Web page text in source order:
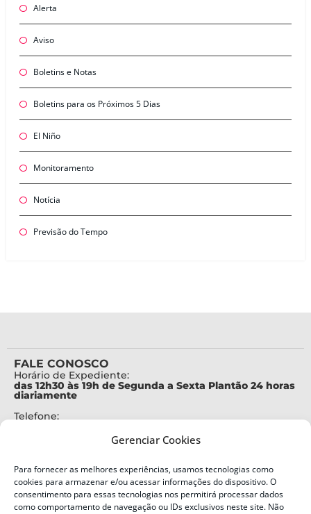
Gerenciar Cookies
Para fornecer as melhores experiências, usamos tecnologias como
cookies para armazenar e/ou acessar informações do dispositivo. O
consentimento para essas tecnologias nos permitirá processar dados
como comportamento de navegação ou IDs exclusivos neste site. Não
Alerta
Aviso
Boletins e Notas
Boletins para os Próximos 5 Dias
El Niño
Monitoramento
Notícia
Previsão do Tempo
FALE CONOSCO
Horário de Expediente:
das 12h30 às 19h de Segunda a Sexta Plantão 24 horas
diariamente
Telefone:
Alertas Defesa Civil:
SMS 40199